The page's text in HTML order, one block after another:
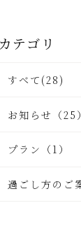
カテゴリ
すべて(28)
お知らせ（25）
プラン（1）
過ごし方のご